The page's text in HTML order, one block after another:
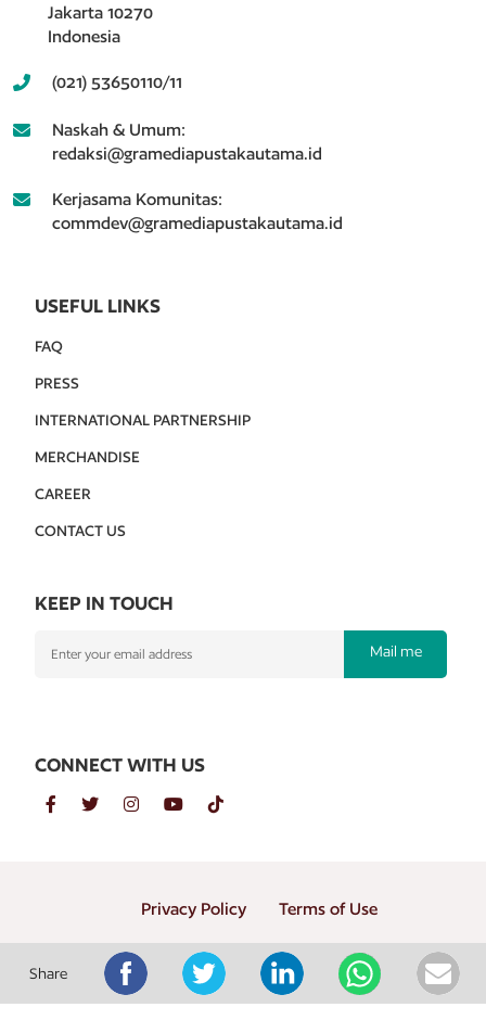
Share
Jakarta 10270
Indonesia
(021) 53650110/11
Naskah & Umum:
redaksi@gramediapustakautama.id
Kerjasama Komunitas:
commdev@gramediapustakautama.id
USEFUL LINKS
FAQ
PRESS
INTERNATIONAL PARTNERSHIP
MERCHANDISE
CAREER
CONTACT US
KEEP IN TOUCH
Mail me
CONNECT WITH US
Copyright © 2026 PT. Gramedia Penerbit Buku Utama
Privacy Policy Terms of Use